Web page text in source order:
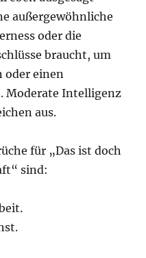
außergewöhnliche
oder die
braucht, um
oder einen
Moderate Intelligenz
aus.
für „Das ist doch
sind: